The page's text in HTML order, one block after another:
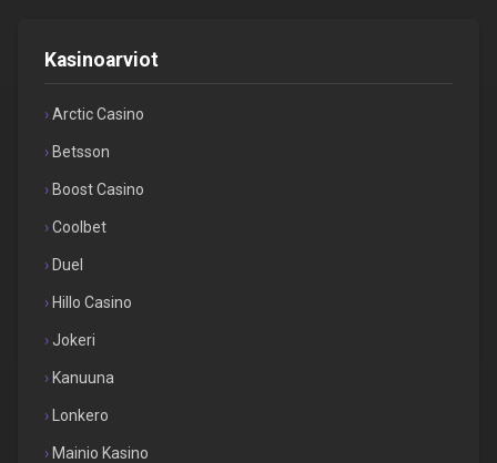
Kasinoarviot
Arctic Casino
Betsson
Boost Casino
Coolbet
Duel
Hillo Casino
Jokeri
Kanuuna
Lonkero
Mainio Kasino